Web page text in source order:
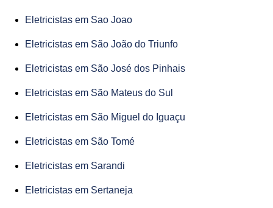
Eletricistas em Sao Joao
Eletricistas em São João do Triunfo
Eletricistas em São José dos Pinhais
Eletricistas em São Mateus do Sul
Eletricistas em São Miguel do Iguaçu
Eletricistas em São Tomé
Eletricistas em Sarandi
Eletricistas em Sertaneja